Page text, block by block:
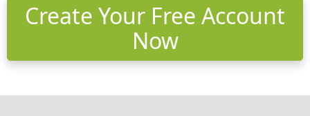
Create Your Free Account
Now